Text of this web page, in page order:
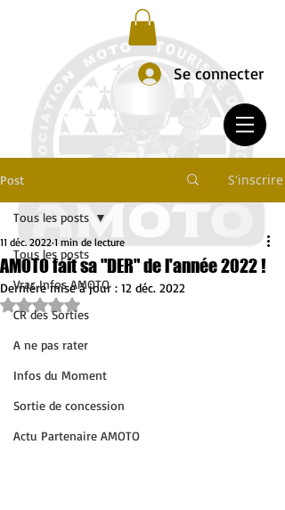
Se connecter
Post S'inscrire
Tous les posts
Vrac Infos AMOTO
CR des Sorties
A ne pas rater
Infos du Moment
Sortie de concession
Actu Partenaire AMOTO
Tous les posts
AMOTO fait sa "DER" de l'année 2022 !
11 déc. 2022 1 min de lecture
Dernière mise à jour : 12 déc. 2022
Noté NaN étoiles sur 5.